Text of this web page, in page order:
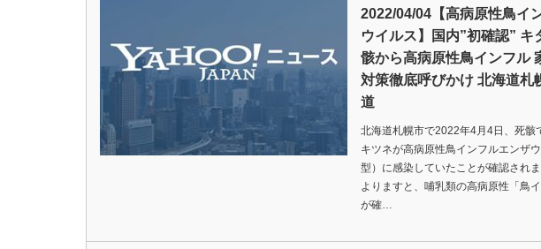
2022/04/04【高病原性鳥イ
ウイルス】国内”初確認” キ
骸から高病原性鳥インフル
対策徹底呼びかけ 北海道
道
北海道札幌市で2022年4月4日、死骸
キツネが高病原性鳥インフルエンザ
型）に感染していたことが確認され
よりますと、哺乳類の高病原性「鳥
が確…